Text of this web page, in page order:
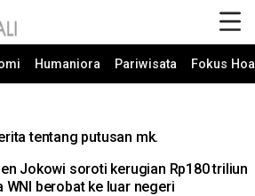
Humaniora Pariwisata Fokus
tentang putusan mk.
Jokowi soroti kerugian Rp180 triliun
WNI berobat ke luar negeri